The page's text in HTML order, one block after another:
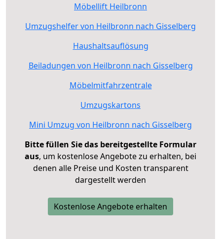
Möbellift Heilbronn
Umzugshelfer von Heilbronn nach Gisselberg
Haushaltsauflösung
Beiladungen von Heilbronn nach Gisselberg
Möbelmitfahrzentrale
Umzugskartons
Mini Umzug von Heilbronn nach Gisselberg
Bitte füllen Sie das bereitgestellte Formular
aus, um kostenlose Angebote zu erhalten, bei
denen alle Preise und Kosten transparent
dargestellt werden
Kostenlose Angebote erhalten